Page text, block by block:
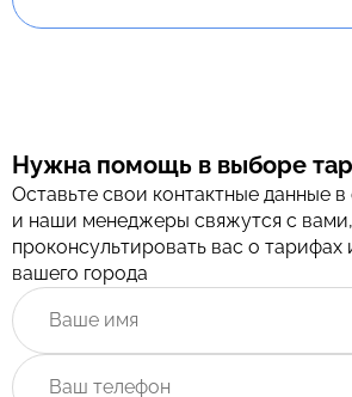
Нужна помощь в выборе
Оставьте свои контактные данные
и наши менеджеры свяжутся с
проконсультировать вас о тарифах
вашего города